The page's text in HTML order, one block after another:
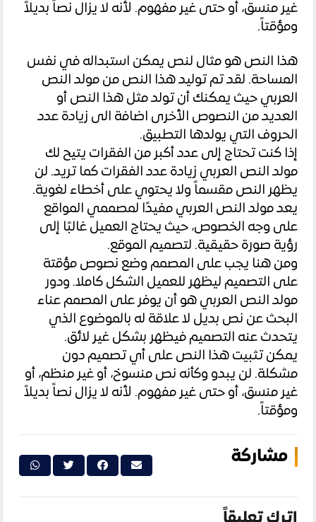
غير منسق، أو حتى غير مفهوم. لأنه لا يزال نصاً بديلاً
ومؤقتاً.
هذا النص هو مثال لنص يمكن استبداله في نفس
المساحة. لقد تم توليد هذا النص من مولد النص
العربي حيث يمكنك أن تولد مثل هذا النص أو
العديد من النصوص الأخرى اضافة الى زيادة عدد
الحروف التي يولدها التطبيق.
إذا كنت تحتاج إلى عدد أكبر من الفقرات يتيح لك
مولد النص العربي زيادة عدد الفقرات كما تريد. لن
يظهر النص مقسماً ولا يحتوي على أخطاء لغوية.
يعد مولد النص العربي مفيدًا لمصممي المواقع
على وجه الخصوص، حيث يحتاج العميل غالبًا إلى
رؤية صورة حقيقية. لتصميم الموقع.
ومن هنا يجب على المصمم وضع نصوص مؤقتة
على التصميم ليظهر للعميل الشكل كاملا. ودور
مولد النص العربي هو أن يوفر على المصمم عناء
البحث عن نص بديل لا علاقة له بالموضوع الذي
يتحدث عنه التصميم فيظهر بشكل غير لائق.
يمكن تثبيت هذا النص على أي تصميم دون
مشكلة. لن يبدو وكأنه نص منسوخ، أو غير منظم، أو
غير منسق، أو حتى غير مفهوم. لأنه لا يزال نصاً بديلاً
ومؤقتاً.
مشاركة